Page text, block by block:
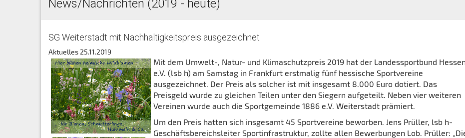
News/Nachrichten (2019 - heute)
SG Weiterstadt mit Nachhaltigkeitspreis ausgezeichnet
Aktuelles 25.11.2019
Mit dem Umwelt-, Natur- und Klimaschutzpreis 2019 hat der Landessportbund Hessen
e.V. (lsb h) am Samstag in Frankfurt erstmalig fünf hessische Sportvereine
ausgezeichnet. Der Preis als solcher ist mit insgesamt 8.000 Euro dotiert. Das
Preisgeld wurde zu gleichen Teilen unter den Siegern aufgeteilt. Neben vier weiteren
Vereinen wurde auch die Sportgemeinde 1886 e.V. Weiterstadt prämiert.
Um den Preis hatten sich insgesamt 45 Sportvereine beworben. Jens Prüller, lsb h-
Geschäftsbereichsleiter Sportinfrastruktur, zollte allen Bewerbungen Lob. Prüller: